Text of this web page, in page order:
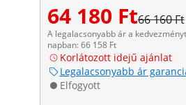
64 180 Ft66 160 Ft
A legalacsonyabb ár a
napban: 66 158 Ft
Korlátozott idejű ajánlat
Legalacsonyabb ár
Elfogyott